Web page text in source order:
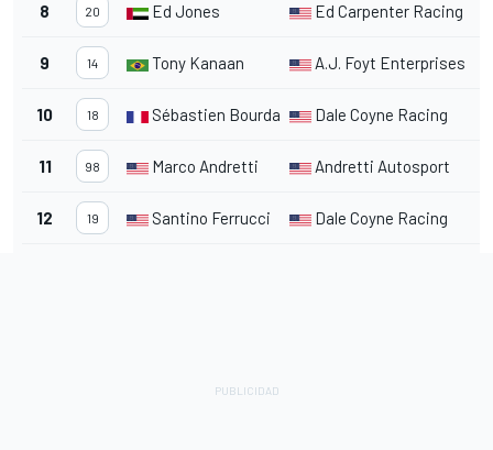
8 20 Ed Jones Ed Carpenter Racing
9 14 Tony Kanaan A.J. Foyt Enterprises
10 18 Sébastien Bourdais Dale Coyne Racing
11 98 Marco Andretti Andretti Autosport
12 19 Santino Ferrucci Dale Coyne Racing